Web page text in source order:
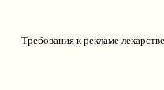
Требования к рекламе